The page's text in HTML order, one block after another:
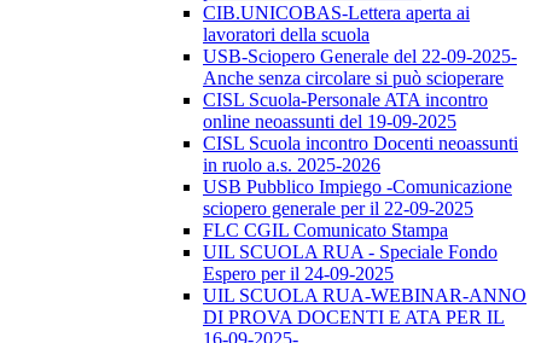
CIB.UNICOBAS-Lettera aperta ai
lavoratori della scuola
USB-Sciopero Generale del 22-09-2025-
Anche senza circolare si può scioperare
CISL Scuola-Personale ATA incontro
online neoassunti del 19-09-2025
CISL Scuola incontro Docenti neoassunti
in ruolo a.s. 2025-2026
USB Pubblico Impiego -Comunicazione
sciopero generale per il 22-09-2025
FLC CGIL Comunicato Stampa
UIL SCUOLA RUA - Speciale Fondo
Espero per il 24-09-2025
UIL SCUOLA RUA-WEBINAR-ANNO
DI PROVA DOCENTI E ATA PER IL